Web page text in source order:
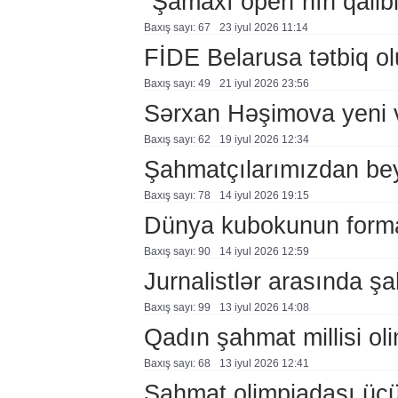
Baxış sayı: 67 23 i̇yul 2026 11:14
FİDE Belarusa tətbiq
Baxış sayı: 49 21 i̇yul 2026 23:56
Sərxan Həşimova yeni
Baxış sayı: 62 19 i̇yul 2026 12:34
Şahmatçılarımızdan
Baxış sayı: 78 14 i̇yul 2026 19:15
Dünya kubokunun
Baxış sayı: 90 14 i̇yul 2026 12:59
Jurnalistlər arasında
Baxış sayı: 99 13 i̇yul 2026 14:08
Qadın şahmat millisi
Baxış sayı: 68 13 i̇yul 2026 12:41